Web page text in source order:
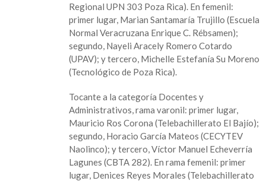
Regional UPN 303 Poza Rica). En femenil:
primer lugar, Marian Santamaría Trujillo (Escuela
Normal Veracruzana Enrique C. Rébsamen);
segundo, Nayeli Aracely Romero Cotardo
(UPAV); y tercero, Michelle Estefanía Su Moreno
(Tecnológico de Poza Rica).
Tocante a la categoría Docentes y
Administrativos, rama varonil: primer lugar,
Mauricio Ros Corona (Telebachillerato El Bajío);
segundo, Horacio García Mateos (CECYTEV
Naolinco); y tercero, Víctor Manuel Echeverría
Lagunes (CBTA 282). En rama femenil: primer
lugar, Denices Reyes Morales (Telebachillerato